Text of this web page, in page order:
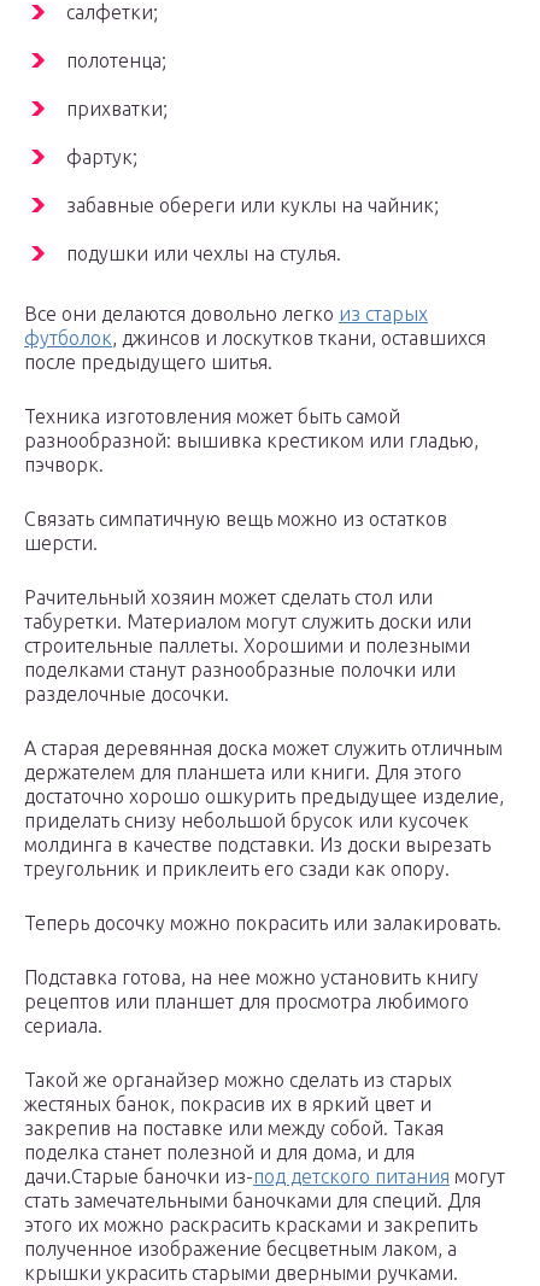
салфетки;
полотенца;
прихватки;
фартук;
забавные обереги или куклы на чайник;
подушки или чехлы на стулья.
Все они делаются довольно легко из старых
футболок, джинсов и лоскутков ткани, оставшихся
после предыдущего шитья.
Техника изготовления может быть самой
разнообразной: вышивка крестиком или гладью,
пэчворк.
Связать симпатичную вещь можно из остатков
шерсти.
Рачительный хозяин может сделать стол или
табуретки. Материалом могут служить доски или
строительные паллеты. Хорошими и полезными
поделками станут разнообразные полочки или
разделочные досочки.
А старая деревянная доска может служить отличным
держателем для планшета или книги. Для этого
достаточно хорошо ошкурить предыдущее изделие,
приделать снизу небольшой брусок или кусочек
молдинга в качестве подставки. Из доски вырезать
треугольник и приклеить его сзади как опору.
Теперь досочку можно покрасить или залакировать.
Подставка готова, на нее можно установить книгу
рецептов или планшет для просмотра любимого
сериала.
Такой же органайзер можно сделать из старых
жестяных банок, покрасив их в яркий цвет и
закрепив на поставке или между собой. Такая
поделка станет полезной и для дома, и для
дачи.Старые баночки из-под детского питания могут
стать замечательными баночками для специй. Для
этого их можно раскрасить красками и закрепить
полученное изображение бесцветным лаком, а
крышки украсить старыми дверными ручками.